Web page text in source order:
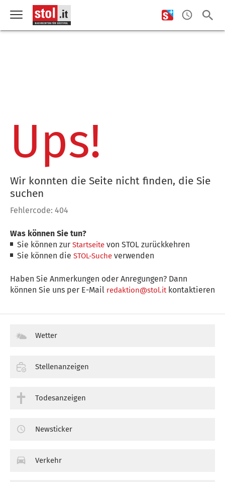
Ups!
Wir konnten die Seite nicht finden, die Sie
suchen
Fehlercode: 404
Was können Sie tun?
Sie können zurStartseite von STOL zurückkehren
Sie können dieSTOL-Suche verwenden
Haben Sie Anmerkungen oder Anregungen? Dann
können Sie uns per E-Mail redaktion@stol.itkontaktieren
Wetter
Stellenanzeigen
Todesanzeigen
Newsticker
Verkehr